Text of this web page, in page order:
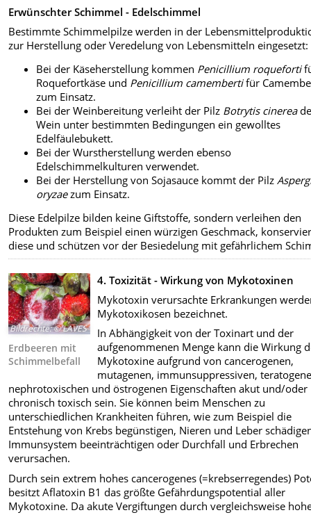
Erwünschter Schimmel - Edelschimmel
Bestimmte Schimmelpilze werden in der
zur Herstellung oder Veredelung von Lebensmitteln eingesetzt:
Bei der Käseherstellung kommen Penicillium roqueforti
Roquefortkäse und Penicillium camembertifür
zum Einsatz.
Bei der Weinbereitung verleiht der Pilz Botrytis cinerea
Wein unter bestimmten Bedingungen ein gewolltes
Edelfäulebukett.
Bei der Wurstherstellung werden ebenso
Edelschimmelkulturen verwendet.
Bei der Herstellung von Sojasauce kommt der Pilz
oryzaezum Einsatz.
Diese Edelpilze bilden keine Giftstoffe, sondern verleihen den
Produkten zum Beispiel einen würzigen Geschmack,
diese und schützen vor der Besiedelung mit gefährlichem
Bildrechte:© LAVES
Erdbeeren mit
Schimmelbefall
4. Toxizität - Wirkung von Mykotoxinen
Mykotoxin verursachte Erkrankungen
Mykotoxikosen bezeichnet.
In Abhängigkeit von der Toxinart und der
aufgenommenen Menge kann die Wirkung
Mykotoxine aufgrund von cancerogenen,
mutagenen, immunsuppressiven,
nephrotoxischen und östrogenen Eigenschaften akut und/oder
chronisch toxisch sein. Sie können beim Menschen zu
unterschiedlichen Krankheiten führen, wie zum Beispiel die
Entstehung von Krebs begünstigen, Nieren und Leber
Immunsystem beeinträchtigen oder Durchfall und Erbrechen
verursachen.
Durch sein extrem hohes cancerogenes (=krebserregendes)
besitzt Aflatoxin B1 das größte Gefährdungspotential aller
Mykotoxine. Da akute Vergiftungen durch vergleichsweise